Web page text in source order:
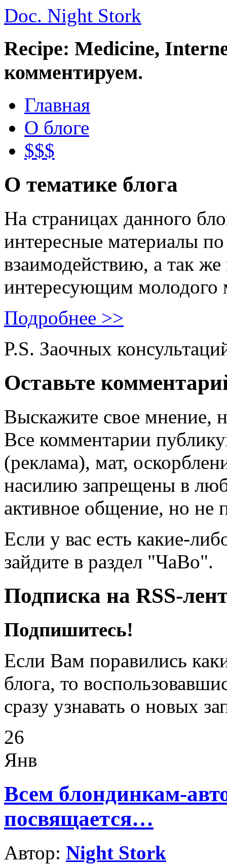
Doc. Night Stork
Recipe: Medicine,
комментируем.
Главная
О блоге
$$$
О тематике блога
На страницах данного
интересные материалы
взаимодействию, а так
интересующим молодого
Подробнее >>
P.S. Заочных
Оставьте
Выскажите свое мнение,
Все комментарии
(реклама), мат,
насилию запрещены в
активное общение, но не
Если у вас есть какие-
зайдите в раздел "ЧаВо".
Подписка на RSS-
Подпишитесь!
Если Вам поравились
блога, то
сразу узнавать о новых
26
Янв
Всем блондинкам-
посвящается…
Автор: Night Stork